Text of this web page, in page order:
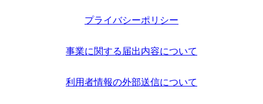
プライバシーポリシー
事業に関する届出内容について
利用者情報の外部送信について